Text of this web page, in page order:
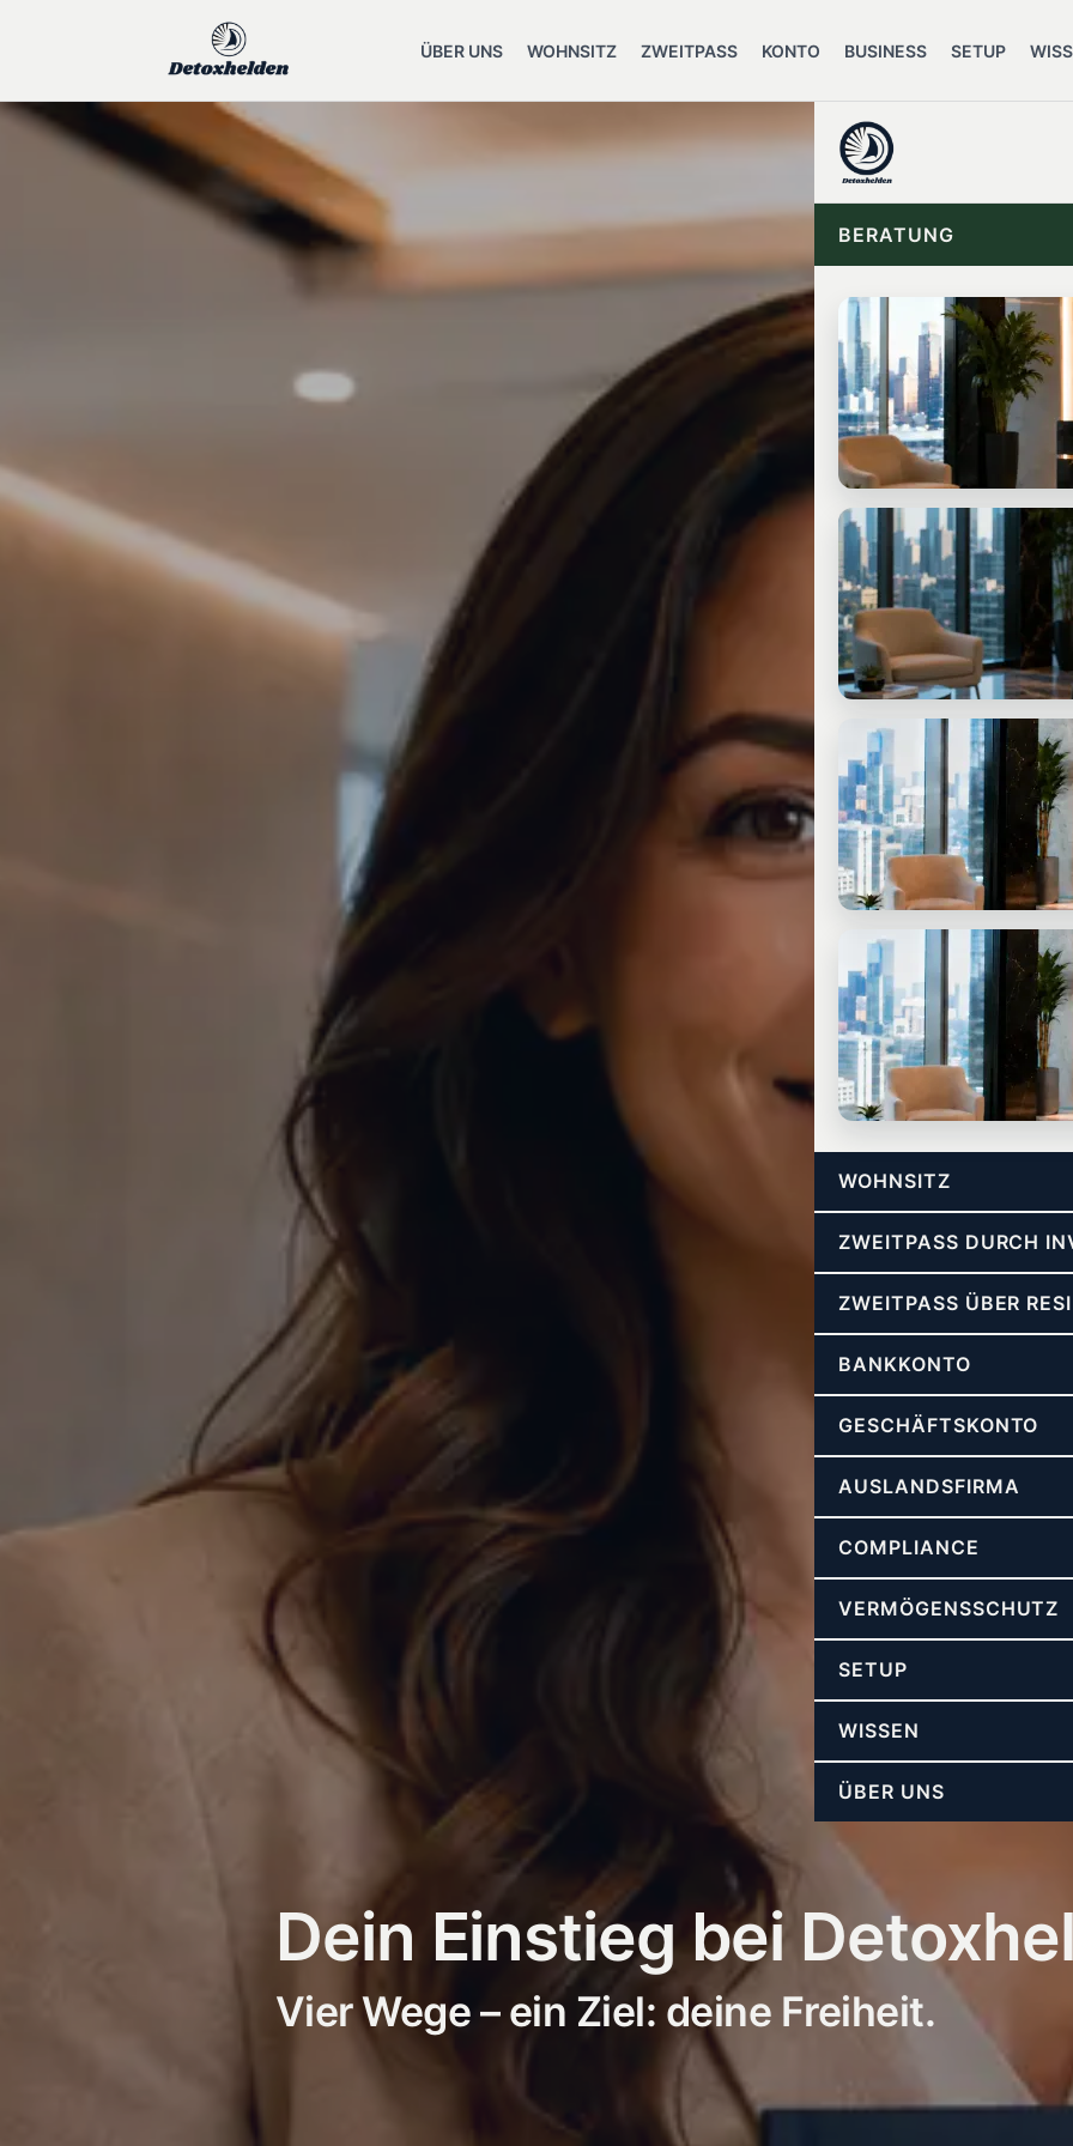
ÜBER UNS WOHNSITZ ZWEITPASS KONTO BUSINESS SETUP
BERATUNG
START
Kostenfreier Check-In-
20 Min. kostenlos: Situation
START
3 Fragen kostenlos
Ohne Termin: drei Fragen. Eine
BERATUNG
Schriftlicher Strategie-
Persönlich analysiert.
Freiheits-Strategie-Call
Strategie für Steuerfreiheit,
WOHNSITZ
ZWEITPASS DURCH
ZWEITPASS ÜBER
BANKKONTO
GESCHÄFTSKONTO
AUSLANDSFIRMA
COMPLIANCE
VERMÖGENSSCHUTZ
SETUP
WISSEN
ÜBER UNS
Dein Einstieg bei
Vier Wege – ein Ziel: deine Freiheit.